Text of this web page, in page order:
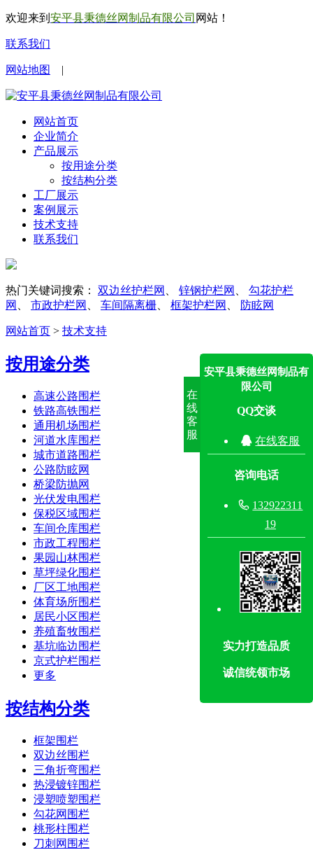
欢迎来到 安平县秉德丝网制品有限公司 网站！
联系我们
网站地图 |
网站首页
企业简介
产品展示
按用途分类
按结构分类
工厂展示
案例展示
技术支持
联系我们
热门关键词搜索： 双边丝护栏网 锌钢护栏网
勾花护栏
网
市政护栏网 车间隔离栅 框架护栏网 防眩网
网站首页 > 技术支持
按用途分类
高速公路围栏
铁路高铁围栏
通用机场围栏
河道水库围栏
城市道路围栏
公路防眩网
桥梁防抛网
光伏发电围栏
保税区域围栏
车间仓库围栏
市政工程围栏
果园山林围栏
草坪绿化围栏
厂区工地围栏
体育场所围栏
居民小区围栏
养殖畜牧围栏
基坑临边围栏
京式护栏围栏
更多
按结构分类
框架围栏
双边丝围栏
三角折弯围栏
热浸镀锌围栏
浸塑喷塑围栏
勾花网围栏
桃形柱围栏
刀刺网围栏
在
线
客
服
安平县秉德丝网制品有
限公司
QQ交谈
 在线客服
咨询电话
 132922311
19
实力打造品质
诚信统领市场